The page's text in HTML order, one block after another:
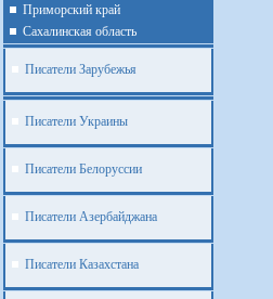
Приморский край
Cахалинская область
Писатели Зарубежья
Писатели Украины
Писатели Белоруссии
Писатели Азербайджана
Писатели Казахстана